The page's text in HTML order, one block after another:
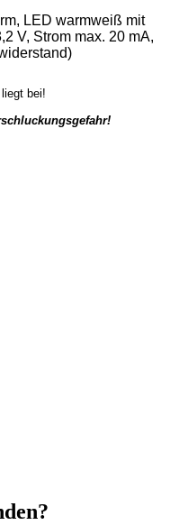
LED warmweiß mit
V, Strom max. 20 mA,
bei!